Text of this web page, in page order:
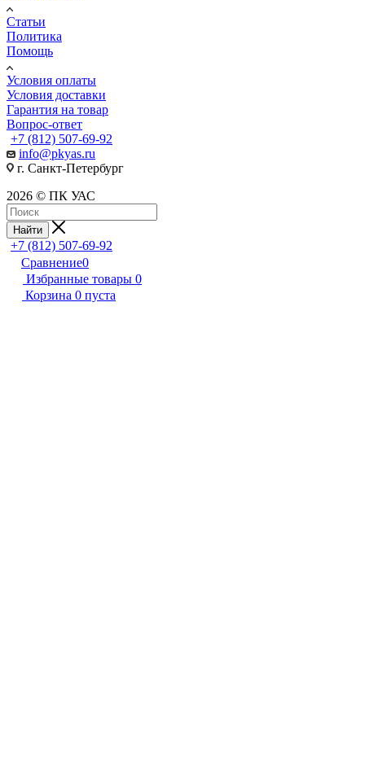
Статьи
Политика
Помощь
Условия оплаты
Условия доставки
Гарантия на товар
Вопрос-ответ
+7 (812) 507-69-92
info@pkyas.ru
г. Санкт-Петербург
2026 © ПК УАС
Найти
+7 (812) 507-69-92
Сравнение0
Избранные товары 0
Корзина 0 пуста